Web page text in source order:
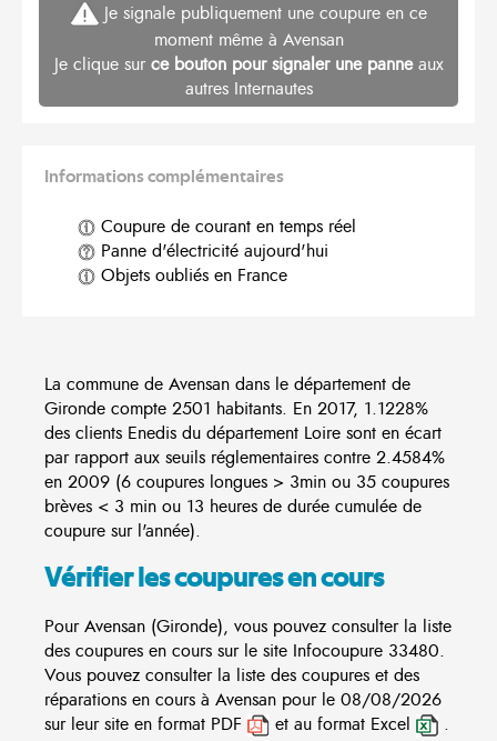
Je signale publiquement une coupure en ce
moment même à Avensan
Je clique sur ce bouton pour signaler une panneaux
autres Internautes
Informations complémentaires
Coupure de courant en temps réel
Panne d'électricité aujourd'hui
Objets oubliés en France
La commune de Avensan dans le département de
Gironde compte 2501 habitants. En 2017, 1.1228%
des clients Enedis du département Loire sont en écart
par rapport aux seuils réglementaires contre 2.4584%
en 2009 (6 coupures longues > 3min ou 35 coupures
brèves < 3 min ou 13 heures de durée cumulée de
coupure sur l'année).
Vérifier les coupures en cours
Pour Avensan (Gironde), vous pouvez consulter la liste
des coupures en cours sur le site Infocoupure 33480.
Vous pouvez consulter la liste des coupures et des
réparations en cours à Avensan pour le 08/08/2026
sur leur site en format PDF
et au format Excel .